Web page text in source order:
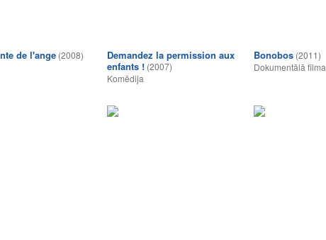
de l'ange (2008)
Demandez la permission aux
enfants ! (2007)
Komēdija
Bonobos (2011)
Dokumentālā filma